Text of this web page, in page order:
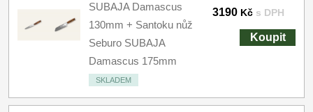
SUBAJA Damascus
130mm + Santoku nůž
Seburo SUBAJA
Damascus 175mm
SKLADEM
3190 Kč s DPH
Koupit